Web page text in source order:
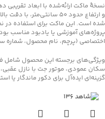
و ارتفاع حدود 50
شده است. این ماکت برای استفاده در
پروژه‌های آموزشی یا یادبود مناسب
اختصاصی (پرچم، نام محصول، شماره
سکان عمودی، موتور جت با نازل عقبی،
گزینه‌ای ایده‌آل برای دکور ماندگار یا